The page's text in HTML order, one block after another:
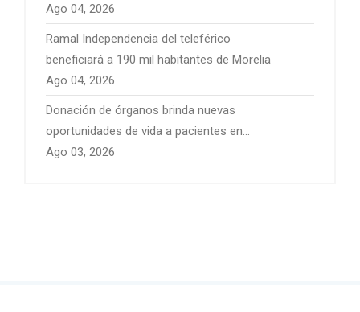
Pátzcuaro
Ago 04, 2026
Ramal Independencia del teleférico
beneficiará a 190 mil habitantes de Morelia
Ago 04, 2026
Donación de órganos brinda nuevas
oportunidades de vida a pacientes en
Michoacán
Ago 03, 2026